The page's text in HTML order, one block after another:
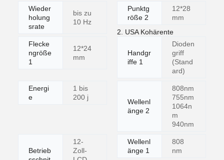
Wieder
holung
srate
bis zu
10 Hz
Punktg
röße 2
12*28
mm
Flecke
ngröße
1
12*24
mm
Handgr
iffe 1
Dioden
griff
(Stand
ard)
Energi
e
1 bis
200 j
Wellenl
änge 2
808nm
755nm
1064n
m
940nm
Betrieb
12-
Zoll-
Wellenl
änge 1
808
nm
2. USA Kohärente